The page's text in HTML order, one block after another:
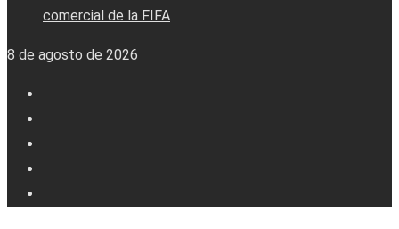
comercial de la FIFA
8 de agosto de 2026